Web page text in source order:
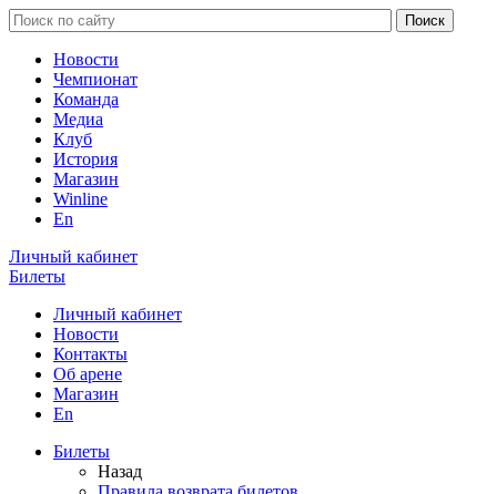
Новости
Чемпионат
Команда
Медиа
Клуб
История
Магазин
Winline
En
Личный кабинет
Билеты
Личный кабинет
Новости
Контакты
Об арене
Магазин
En
Билеты
Назад